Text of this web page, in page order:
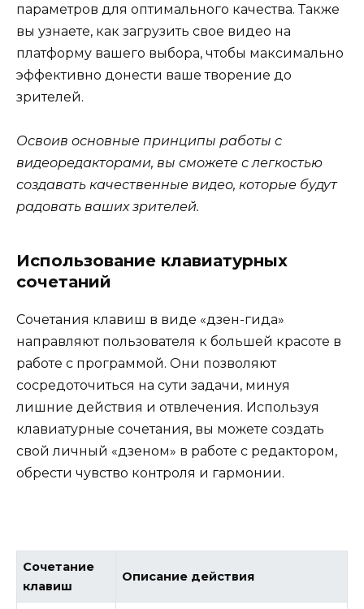
параметров для оптимального качества. Также
вы узнаете, как загрузить свое видео на
платформу вашего выбора, чтобы максимально
эффективно донести ваше творение до
зрителей.
Освоив основные принципы работы с
видеоредакторами, вы сможете с легкостью
создавать качественные видео, которые будут
радовать ваших зрителей.
Использование клавиатурных
сочетаний
Сочетания клавиш в виде «дзен-гида»
направляют пользователя к большей красоте в
работе с программой. Они позволяют
сосредоточиться на сути задачи, минуя
лишние действия и отвлечения. Используя
клавиатурные сочетания, вы можете создать
свой личный «дзеном» в работе с редактором,
обрести чувство контроля и гармонии.
Сочетание
клавиш
Описание действия